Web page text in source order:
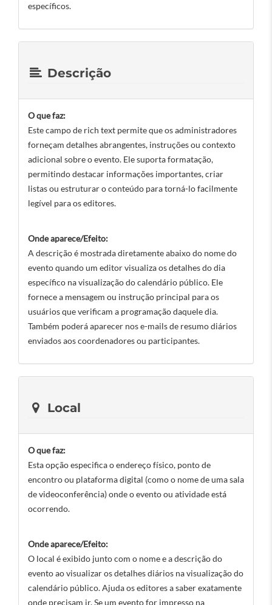
específicos.
Descrição
O que faz:
Este campo de rich text permite que os administradores
forneçam detalhes abrangentes, instruções ou contexto
adicional sobre o evento. Ele suporta formatação,
permitindo destacar informações importantes, criar
listas ou estruturar o conteúdo para torná-lo facilmente
legível para os editores.
Onde aparece/Efeito:
A descrição é mostrada diretamente abaixo do nome do
evento quando um editor visualiza os detalhes do dia
específico na visualização do calendário público. Ele
fornece a mensagem ou instrução principal para os
usuários que verificam a programação daquele dia.
Também poderá aparecer nos e-mails de resumo diários
enviados aos coordenadores ou participantes.
Local
O que faz:
Esta opção especifica o endereço físico, ponto de
encontro ou plataforma digital (como o nome de uma sala
de videoconferência) onde o evento ou atividade está
ocorrendo.
Onde aparece/Efeito:
O local é exibido junto com o nome e a descrição do
evento ao visualizar os detalhes diários na visualização do
calendário público. Ajuda os editores a saber exatamente
onde precisam ir. Se um evento for impresso na